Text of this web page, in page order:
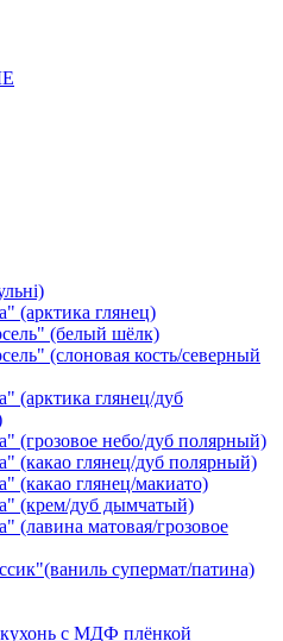
(арктика глянец)
(белый шёлк)
(слоновая кость/северный
(арктика глянец/дуб
(грозовое небо/дуб полярный)
(какао глянец/дуб полярный)
(какао глянец/макиато)
(крем/дуб дымчатый)
(лавина матовая/грозовое
супермат/патина)
с МДФ плёнкой